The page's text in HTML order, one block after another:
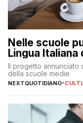
Nelle scuole
Lingua Italiana
Il progetto
della scuole medie
NEXTQUOTIDIANO-